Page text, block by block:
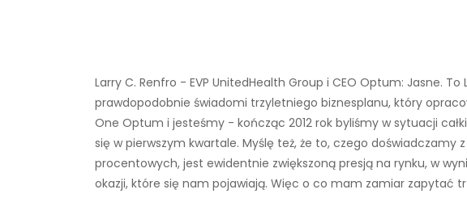
Larry C. Renfro - EVP UnitedHealth Group i CEO Optum: Jasne. To
prawdopodobnie świadomi trzyletniego biznesplanu, który
One Optum i jesteśmy - kończąc 2012 rok byliśmy w sytuacji
się w pierwszym kwartale. Myślę też, że to, czego doświadczamy
procentowych, jest ewidentnie zwiększoną presją na rynku, w
okazji, które się nam pojawiają. Więc o co mam zamiar zapytać